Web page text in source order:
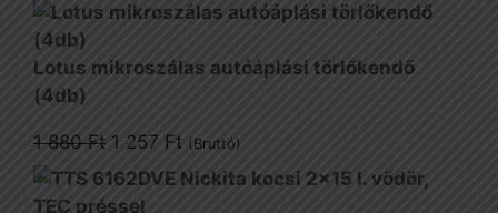
Lotus mikroszálas autóáplási törlőkendő
(4db)
1 880Ft Original
price
was:
1 257 Ft Current
price
(Bruttó)